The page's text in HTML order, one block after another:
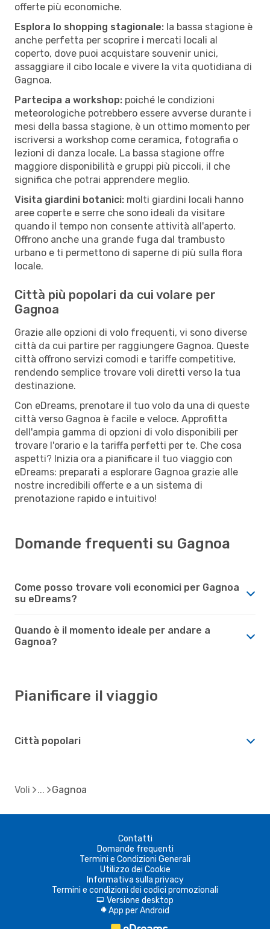
offerte più economiche.
Esplora lo shopping stagionale: la bassa stagione è
anche perfetta per scoprire i mercati locali al
coperto, dove puoi acquistare souvenir unici,
assaggiare il cibo locale e vivere la vita quotidiana di
Gagnoa.
Partecipa a workshop: poiché le condizioni
meteorologiche potrebbero essere avverse durante i
mesi della bassa stagione, è un ottimo momento per
iscriversi a workshop come ceramica, fotografia o
lezioni di danza locale. La bassa stagione offre
maggiore disponibilità e gruppi più piccoli, il che
significa che potrai apprendere meglio.
Visita giardini botanici: molti giardini locali hanno
aree coperte e serre che sono ideali da visitare
quando il tempo non consente attività all'aperto.
Offrono anche una grande fuga dal trambusto
urbano e ti permettono di saperne di più sulla flora
locale.
Città più popolari da cui volare per
Gagnoa
Grazie alle opzioni di volo frequenti, vi sono diverse
città da cui partire per raggiungere Gagnoa. Queste
città offrono servizi comodi e tariffe competitive,
rendendo semplice trovare voli diretti verso la tua
destinazione.
Con eDreams, prenotare il tuo volo da una di queste
città verso Gagnoa è facile e veloce. Approfitta
dell'ampia gamma di opzioni di volo disponibili per
trovare l'orario e la tariffa perfetti per te. Che cosa
aspetti? Inizia ora a pianificare il tuo viaggio con
eDreams: preparati a esplorare Gagnoa grazie alle
nostre incredibili offerte e a un sistema di
prenotazione rapido e intuitivo!
Domande frequenti su Gagnoa
Come posso trovare voli economici per Gagnoa
su eDreams?
Quando è il momento ideale per andare a
Gagnoa?
Pianificare il viaggio
Città popolari
Voli Gagnoa
Contatti
Domande frequenti
Termini e Condizioni Generali
Utilizzo dei Cookie
Informativa sulla privacy
Termini e condizioni dei codici promozionali
d Versione desktop
A App per Android